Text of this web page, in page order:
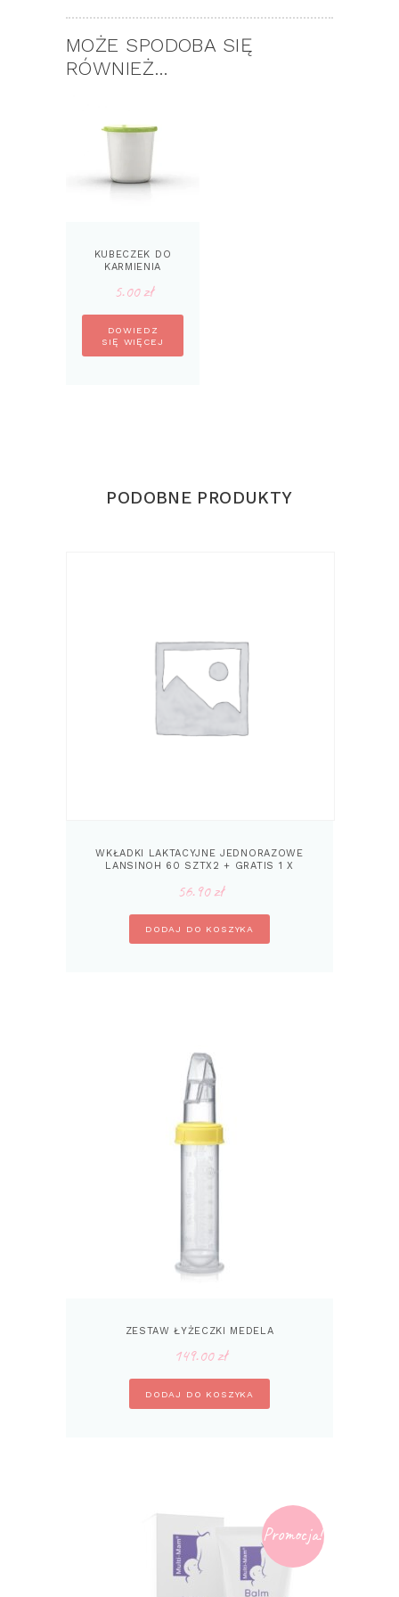
MOŻE SPODOBA SIĘ
RÓWNIEŻ…
KUBECZEK DO
KARMIENIA
5.00zł
DOWIEDZ
SIĘ WIĘCEJ
PODOBNE PRODUKTY
WKŁADKI LAKTACYJNE JEDNORAZOWE
LANSINOH 60 SZTX2 + GRATIS 1 X
56.90zł
DODAJ DO KOSZYKA
ZESTAW ŁYŻECZKI MEDELA
149.00zł
DODAJ DO KOSZYKA
Promocja!